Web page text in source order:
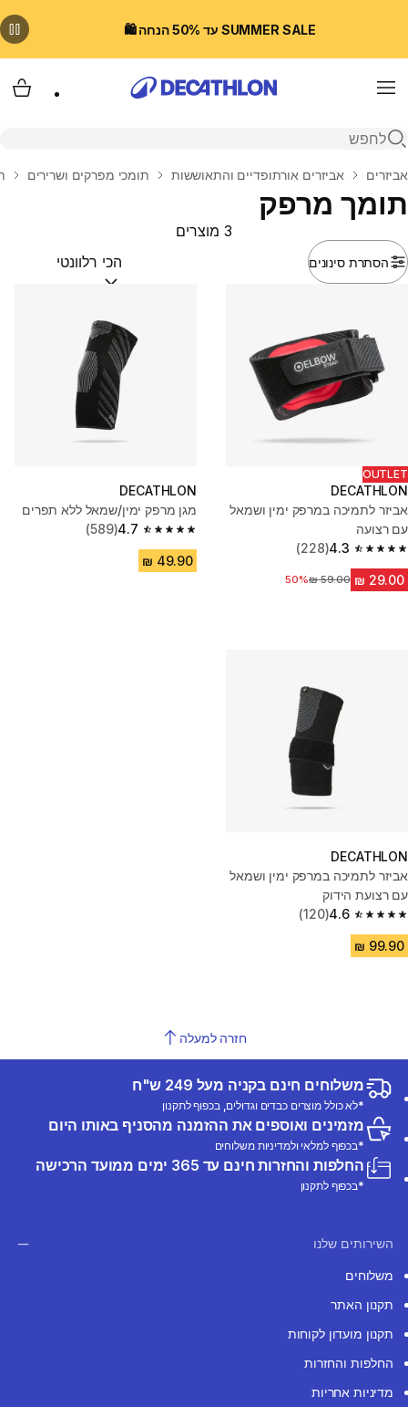
SUMMER SALE עד 50% הנחה 🛍️
Menu
פתיחת חיפוש
בית
אביזרים אביזרים אורתופדיים והתאוששות תומכי מפרקים ושרירים
תומך מרפק
הסתרת סינונים
3 מוצרים
מיין לפי:(optional)
OUTLET
DECATHLON
אביזר לתמיכה במרפק ימין ושמאל
עם רצועה
4.3
4.3 out of 5 stars from 228 reviews
(228)
מחיר לפני הנחה‏59.00 ₪
50%
DECATHLON
מגן מרפק ימין/שמאל ללא תפרים
4.7
4.7 out of 5 stars from 589 reviews
(589)
DECATHLON
אביזר לתמיכה במרפק ימין ושמאל
עם רצועת הידוק
4.6
4.6 out of 5 stars from 120 reviews
(120)
חזרה למעלה
משלוחים חינם בקניה מעל 249 ש"ח
*לא כולל מוצרים כבדים וגדולים, בכפוף לתקנון
מזמינים ואוספים את ההזמנה מהסניף באותו היום
*בכפוף למלאי ולמדיניות משלוחים
החלפות והחזרות חינם עד 365 ימים ממועד הרכישה
*בכפוף לתקנון
השירותים שלנו
משלוחים
תקנון האתר
תקנון מועדון לקוחות
החלפות והחזרות
מדיניות אחריות